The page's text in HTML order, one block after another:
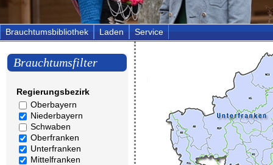
Brauchtumsbibliothek Laden Service
Brauchtumsfilter
Regierungsbezirk
Oberbayern
Niederbayern
Schwaben
Oberfranken
Unterfranken
Mittelfranken